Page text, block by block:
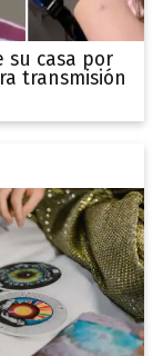
su casa por
transmisión